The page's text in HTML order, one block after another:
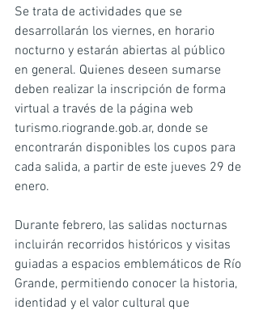
Se trata de actividades que se
desarrollarán los viernes, en horario
nocturno y estarán abiertas al público
en general. Quienes deseen sumarse
deben realizar la inscripción de forma
virtual a través de la página web
turismo.riogrande.gob.ar, donde se
encontrarán disponibles los cupos para
cada salida, a partir de este jueves 29 de
enero.
Durante febrero, las salidas nocturnas
incluirán recorridos históricos y visitas
guiadas a espacios emblemáticos de Río
Grande, permitiendo conocer la historia,
identidad y el valor cultural que